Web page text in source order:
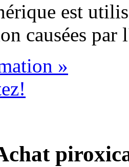
est
causées par
»